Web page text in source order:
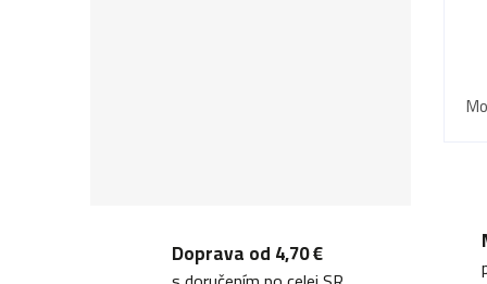
Doprava od 4,70 €